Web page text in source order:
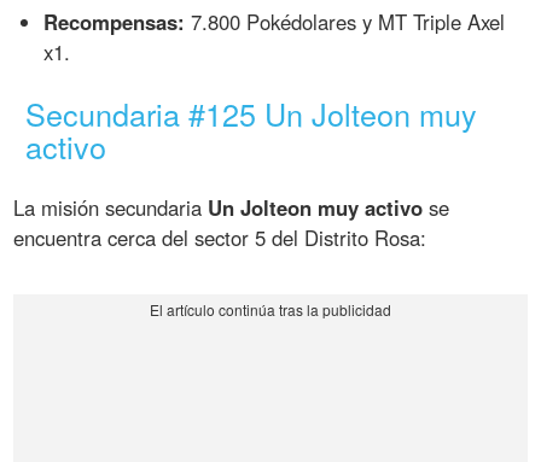
Recompensas: 7.800 Pokédolares y MT Triple Axel
x1.
Secundaria #125 Un Jolteon muy
activo
La misión secundaria Un Jolteon muy activo se
encuentra cerca del sector 5 del Distrito Rosa: